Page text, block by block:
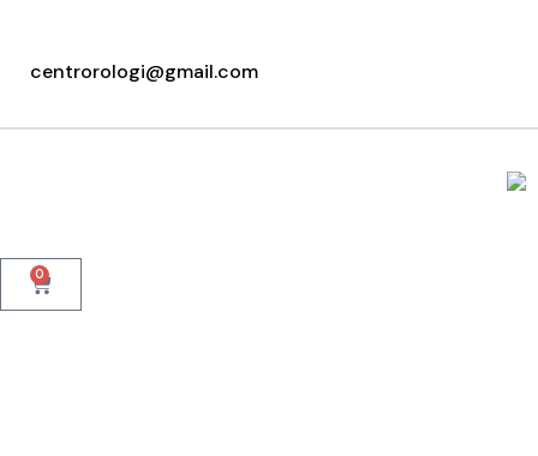
centrorologi@gmail.com
0